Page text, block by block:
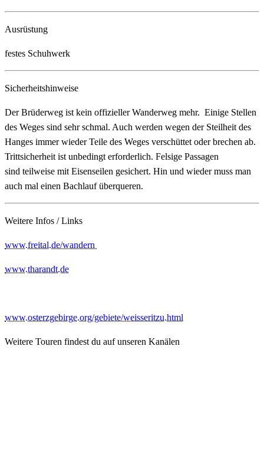
Ausrüstung
festes Schuhwerk
Sicherheitshinweise
Der Brüderweg ist kein offizieller Wanderweg mehr. Einige Stellen
des Weges sind sehr schmal. Auch werden wegen der Steilheit des
Hanges immer wieder Teile des Weges verschüttet oder brechen ab.
Trittsicherheit ist unbedingt erforderlich. Felsige Passagen
sind teilweise mit Eisenseilen gesichert. Hin und wieder muss man
auch mal einen Bachlauf überqueren.
Weitere Infos / Links
www.freital.de/wandern
www.tharandt.de
www.osterzgebirge.org/gebiete/weisseritzu.html
Weitere Touren findest du auf unseren Kanälen